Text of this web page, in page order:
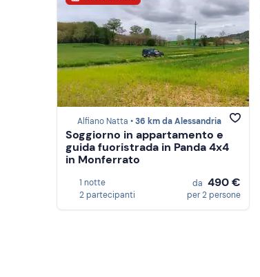
Alfiano Natta •36 km da Alessandria
Soggiorno in appartamento e
guida fuoristrada in Panda 4x4
in Monferrato
1 notte
2 partecipanti
da 490 €
per 2 persone